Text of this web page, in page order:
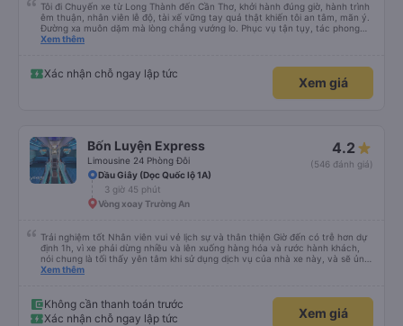
Tôi đi Chuyến xe từ Long Thành đến Cần Thơ, khởi hành đúng giờ, hành trình
êm thuận, nhân viên lễ độ, tài xế vững tay quả thật khiến tôi an tâm, mãn ý.
Đường xa muôn dặm mà lòng chẳng vướng lo. Phục vụ tận tụy, tác phong
nghiêm cẩn, hiếm thấy giữa thời buổi kim tiền vội vã. Xã hội loạn đạo. Xin gửi
Xem thêm
Xác nhận chỗ ngay lập tức
Xem giá
Bốn Luyện Express
Limousine 24 Phòng Đôi
4.2
(546 đánh giá)
Dầu Giây (Dọc Quốc lộ 1A)
3 giờ 45 phút
Vòng xoay Trường An
Trải nghiệm tốt Nhân viên vui vẻ lịch sự và thân thiện Giờ đến có trễ hơn dự
định 1h, vì xe phải dừng nhiều và lên xuống hàng hóa và rước hành khách,
nói chung là tối thấy yên tâm khi sử dụng dịch vụ của nhà xe này, và sẽ ủng
hộ và giới thiệu cho người thân sử dụng dịch vụ của nhà xe này
Xem thêm
Không cần thanh toán trước
Xác nhận chỗ ngay lập tức
Xem giá